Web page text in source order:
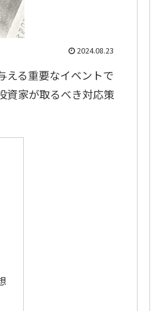
2024.08.23
える重要なイベントで
資家が取るべき対応策